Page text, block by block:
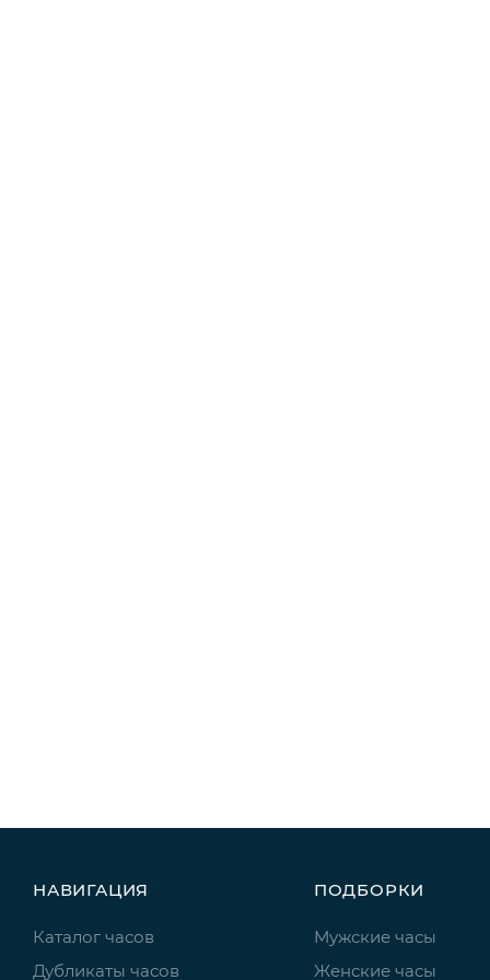
НАВИГАЦИЯ
Каталог часов
Дубликаты часов
ПОДБОРКИ
Мужские часы
Женские часы